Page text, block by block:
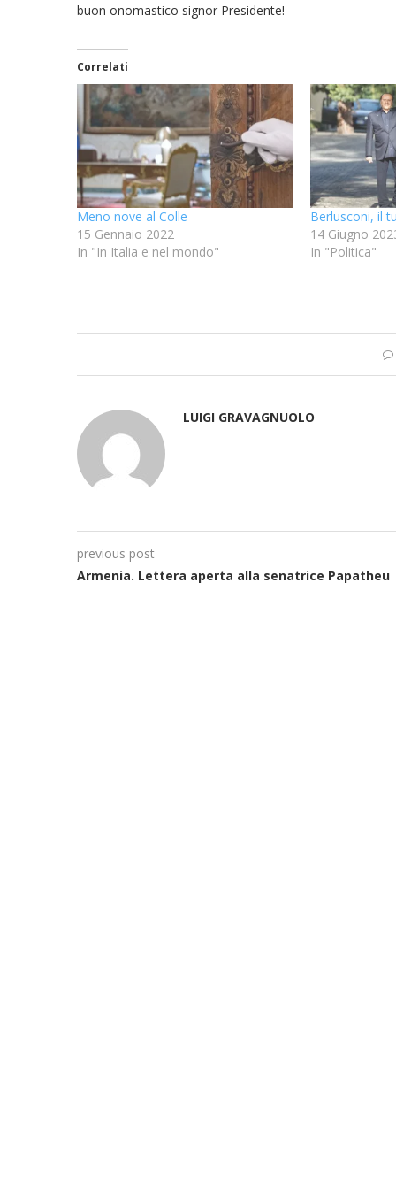
buon onomastico signor Presidente!
Correlati
Meno nove al Colle
15 Gennaio 2022
In "In Italia e nel mondo"
Berlusconi, il
14 Giugno
In "Politica"
LUIGI GRAVAGNUOLO
previous post
Armenia. Lettera aperta alla senatrice Papatheu